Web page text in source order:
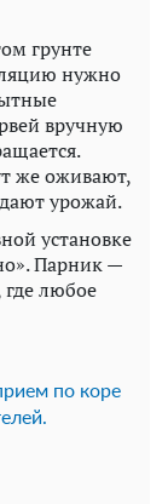
грунте
нужно
вручную
же оживают,
урожай.
установке
Парник —
где любое
по коре